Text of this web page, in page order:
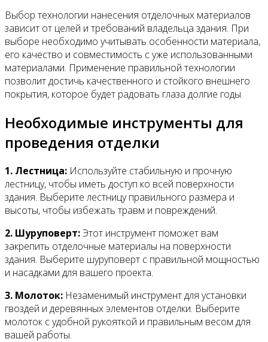
Выбор технологии нанесения отделочных материалов
зависит от целей и требований владельца здания. При
выборе необходимо учитывать особенности материала,
его качество и совместимость с уже использованными
материалами. Применение правильной технологии
позволит достичь качественного и стойкого внешнего
покрытия, которое будет радовать глаза долгие годы.
Необходимые инструменты для
проведения отделки
1. Лестница: Используйте стабильную и прочную
лестницу, чтобы иметь доступ ко всей поверхности
здания. Выберите лестницу правильного размера и
высоты, чтобы избежать травм и повреждений.
2. Шуруповерт:Этот инструмент поможет вам
закрепить отделочные материалы на поверхности
здания. Выберите шуруповерт с правильной мощностью
и насадками для вашего проекта.
3. Молоток: Незаменимый инструмент для установки
гвоздей и деревянных элементов отделки. Выберите
молоток с удобной рукояткой и правильным весом для
вашей работы.